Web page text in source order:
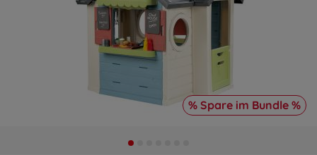
% Spare im Bundle %